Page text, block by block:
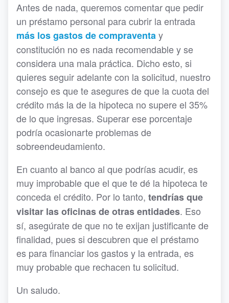
Antes de nada, queremos comentar que pedir
un préstamo personal para cubrir la entrada
más los gastos de compraventay
constitución no es nada recomendable y se
considera una mala práctica. Dicho esto, si
quieres seguir adelante con la solicitud, nuestro
consejo es que te asegures de que la cuota del
crédito más la de la hipoteca no supere el 35%
de lo que ingresas. Superar ese porcentaje
podría ocasionarte problemas de
sobreendeudamiento.
En cuanto al banco al que podrías acudir, es
muy improbable que el que te dé la hipoteca te
conceda el crédito. Por lo tanto, tendrías que
visitar las oficinas de otras entidades. Eso
sí, asegúrate de que no te exijan justificante de
finalidad, pues si descubren que el préstamo
es para financiar los gastos y la entrada, es
muy probable que rechacen tu solicitud.
Un saludo.